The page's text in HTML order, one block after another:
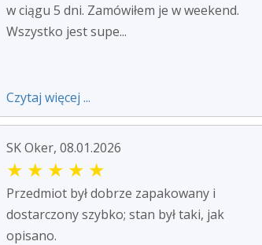
w ciągu 5 dni. Zamówiłem je w weekend.
Wszystko jest supe...
Czytaj więcej ...
SK Oker, 08.01.2026
★ ★ ★ ★ ★
Przedmiot był dobrze zapakowany i
dostarczony szybko; stan był taki, jak
opisano.